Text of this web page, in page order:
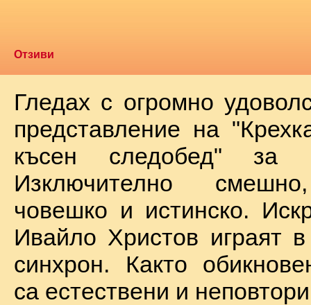
Отзиви
Гледах с огромно
представление на
късен следобед" за
Изключително
човешко и истинско.
Ивайло Христов играят
синхрон. Както
са естествени и